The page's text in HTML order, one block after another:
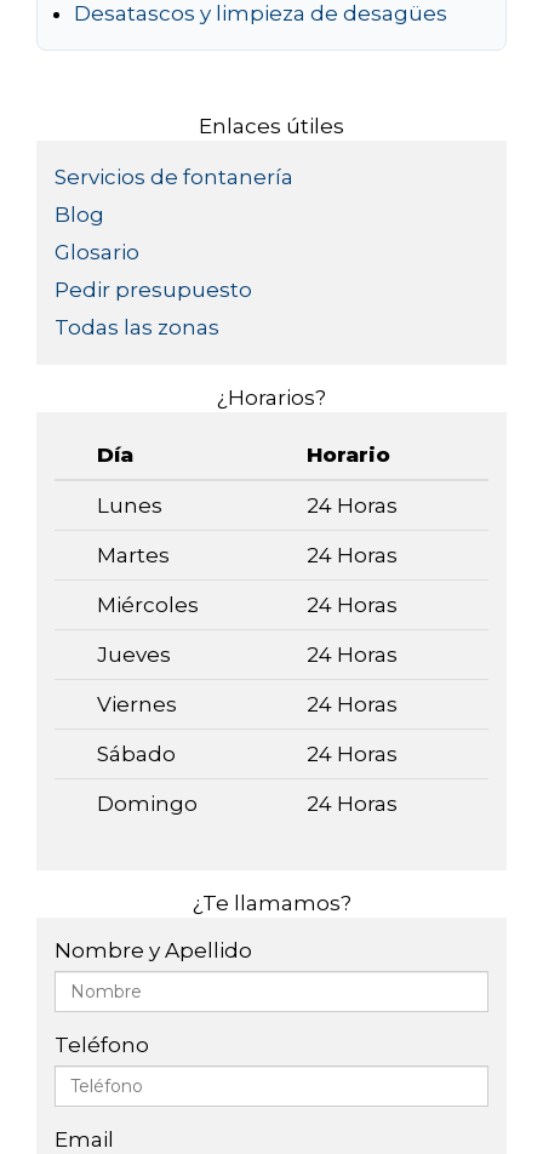
Desatascos y limpieza de desagües
Enlaces útiles
Servicios de fontanería
Blog
Glosario
Pedir presupuesto
Todas las zonas
¿Horarios?
Día Horario
Lunes 24 Horas
Martes 24 Horas
Miércoles 24 Horas
Jueves 24 Horas
Viernes 24 Horas
Sábado 24 Horas
Domingo 24 Horas
¿Te llamamos?
Nombre y Apellido
Teléfono
Email